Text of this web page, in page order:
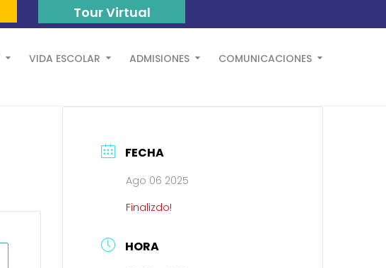
Tour Virtual
VIDA ESCOLAR ADMISIONES COMUNICACIONES
FECHA
Ago 06 2025
Finalizdo!
HORA